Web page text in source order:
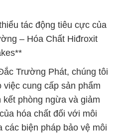
tác động tiêu cực của
– Hóa Chất Hiđroxit
Trường Phát, chúng tôi
việc cung cấp sản phẩm
phòng ngừa và giảm
hóa chất đối với môi
biện pháp bảo vệ môi